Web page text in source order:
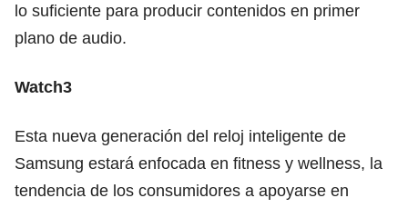
lo suficiente para producir contenidos en primer
plano de audio.
Watch3
Esta nueva generación del reloj inteligente de
Samsung estará enfocada en fitness y wellness, la
tendencia de los consumidores a apoyarse en